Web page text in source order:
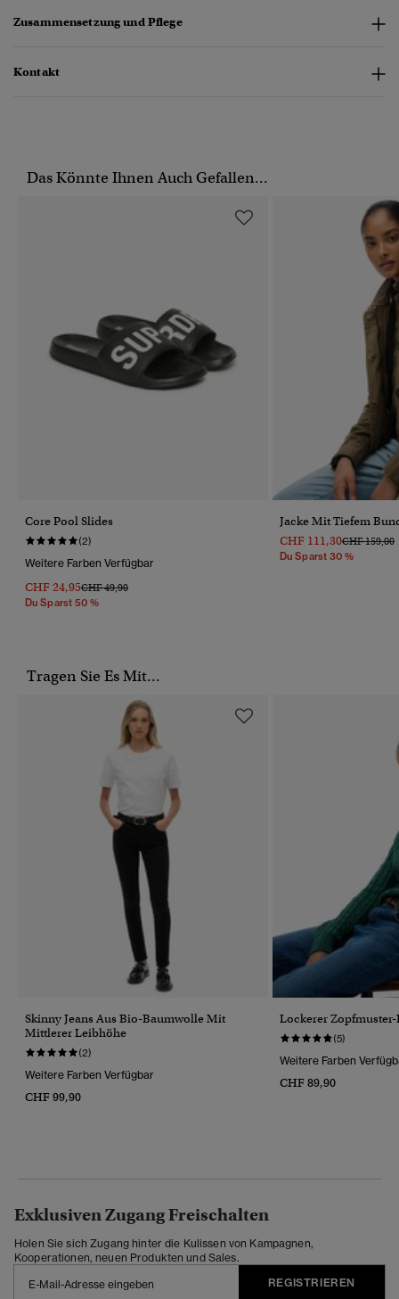
Zusammensetzung und Pflege
Kontakt
Das Könnte Ihnen Auch Gefallen...
Core Pool Slides
(2)
Weitere Farben Verfügbar
CHF 24,95Preis Wurde Reduziert Von
CHF 49,90Bis
Du Sparst 50 %
Jacke Mit Tiefem
CHF 111,30Preis
CHF 159,00
Du Sparst 30 %
Tragen Sie Es Mit...
Skinny Jeans Aus Bio-Baumwolle Mit
Mittlerer Leibhöhe
(2)
Weitere Farben Verfügbar
CHF 99,90
Lockerer
(5)
Weitere Farben
CHF 89,90
Exklusiven Zugang Freischalten
Holen Sie sich Zugang hinter die Kulissen von Kampagnen,
Kooperationen, neuen Produkten und Sales.
REGISTRIEREN